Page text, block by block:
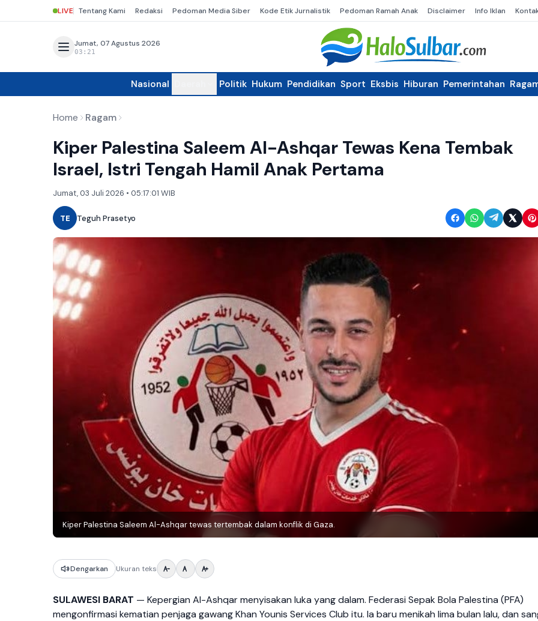
LIVE Tentang Kami Redaksi Pedoman Media Siber Kode Etik Jurnalistik Pedoman Ramah Anak Disclaimer Info Iklan
Jumat, 07 Agustus 2026
03:21
Nasional Politik Hukum Pendidikan Sport Eksbis Hiburan Pemerintahan
Home Ragam
Kiper Palestina Saleem Al-Ashqar Tewas Kena Tembak
Israel, Istri Tengah Hamil Anak Pertama
Jumat, 03 Juli 2026 • 05:17:01 WIB
TE Teguh Prasetyo
Kiper Palestina Saleem Al-Ashqar tewas tertembak dalam konflik di Gaza.
Dengarkan Ukuran teks
SULAWESI BARAT — Kepergian Al-Ashqar menyisakan luka yang dalam. Federasi Sepak Bola Palestina (PFA)
mengonfirmasi kematian penjaga gawang Khan Younis Services Club itu. Ia baru menikah lima bulan lalu, dan